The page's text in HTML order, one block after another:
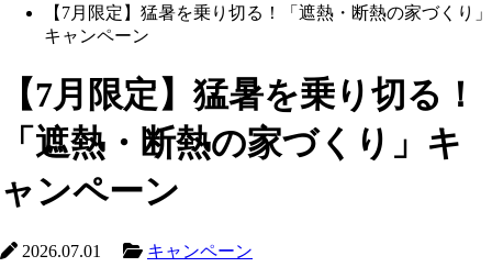
【7月限定】猛暑を乗り切る！「遮熱・断熱の家づくり」
キャンペーン
【7月限定】猛暑を乗り切る！
「遮熱・断熱の家づくり」キ
ャンペーン
2026.07.01 キャンペーン